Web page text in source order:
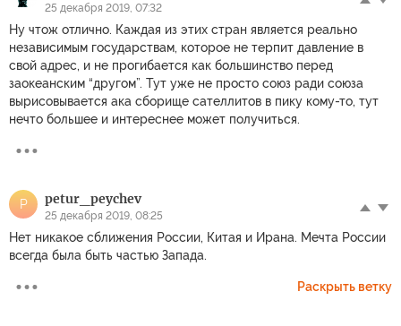
25 декабря 2019, 07:32
Ну чтож отлично. Каждая из этих стран является реально
независимым государствам, которое не терпит давление в
свой адрес, и не прогибается как большинство перед
заокеанским “другом”. Тут уже не просто союз ради союза
вырисовывается ака сборище сателлитов в пику кому-то, тут
нечто большее и интереснее может получиться.
P petur_peychev
25 декабря 2019, 08:25
Нет никакое сближения России, Китая и Ирана. Мечта России
всегда была быть частью Запада.
Раскрыть ветку